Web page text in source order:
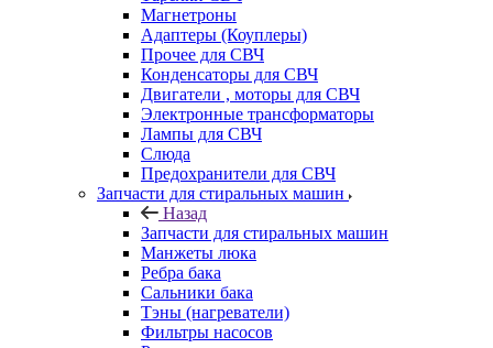
Магнетроны
Адаптеры (Коуплеры)
Прочее для СВЧ
Конденсаторы для СВЧ
Двигатели , моторы для СВЧ
Электронные трансформаторы
Лампы для СВЧ
Слюда
Предохранители для СВЧ
Запчасти для стиральных машин
Назад
Запчасти для стиральных машин
Манжеты люка
Ребра бака
Сальники бака
Тэны (нагреватели)
Фильтры насосов